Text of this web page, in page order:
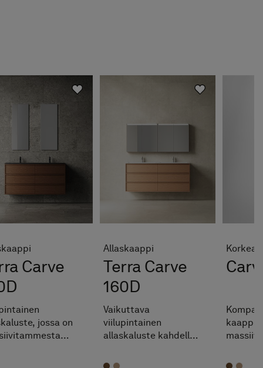
Carve
jossa on
pesuallasta.
Allaskaappi
Terra Carve
160D
Vaikuttava
viilupintainen
allaskaluste kahdella
tilava ja ylellinen.
Korkea
kaappi